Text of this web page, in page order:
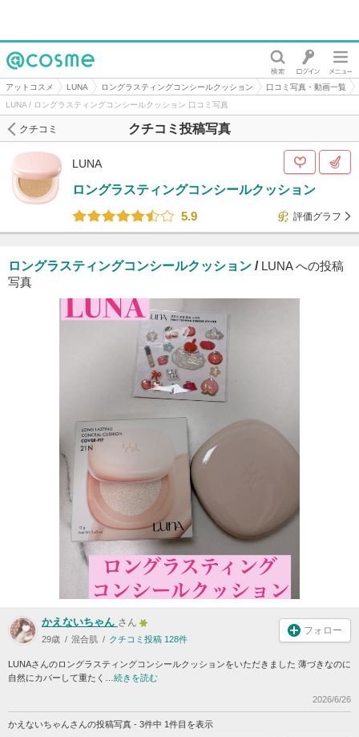
@cosme
アットコスメ LUNA ロングラスティングコンシールクッション
口コミ写真・動画一覧
LUNA / ロングラスティングコンシールクッション 口コミ写真
クチコミ投稿写真
クチコミ
LUNA
ロングラスティングコンシールクッション
5.9
評価グラフ
ロングラスティングコンシールクッション / LUNA への投稿
写真
かえないちゃん さん
29歳 混合肌 クチコミ投稿 128件
フォロー
LUNAさんのロングラスティングコンシールクッションをいただきました 薄づきなのに
自然にカバーして重たく… 続きを読む
2026/6/26
かえないちゃんさんの投稿写真 - 3件中 1件目を表示